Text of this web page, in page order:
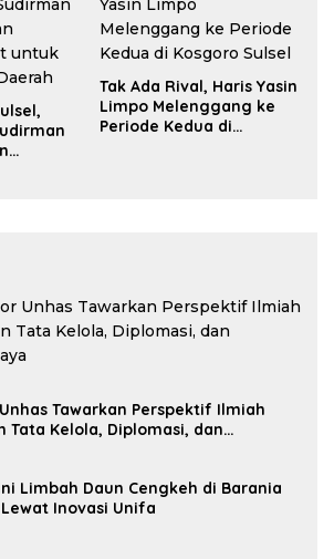
Tak Ada Rival, Haris Yasin
Limpo Melenggang ke
Periode Kedua di
Tawarkan Perspektif Ilmiah
Tata Kelola, Diplomasi, dan
Limbah Daun Cengkeh di Barania
Inovasi Unifa